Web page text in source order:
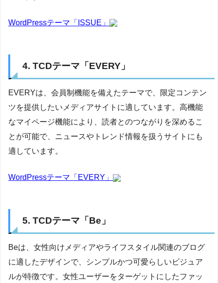
WordPressテーマ「ISSUE」
4. TCDテーマ「EVERY」
EVERYは、会員制機能を備えたテーマで、限定コンテン
ツを提供したいメディアサイトに適しています。高機能
なマイページ機能により、読者とのつながりを深めるこ
とが可能で、ニュースやトレンド情報を扱うサイトにも
適しています。
WordPressテーマ「EVERY」
5. TCDテーマ「Be」
Beは、女性向けメディアやライフスタイル関連のブログ
に適したデザインで、シンプルかつ可愛らしいビジュア
ルが特徴です。女性ユーザーをターゲットにしたファッ